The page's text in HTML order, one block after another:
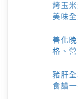
烤玉
美味
善化
格、
豬肝
食譜